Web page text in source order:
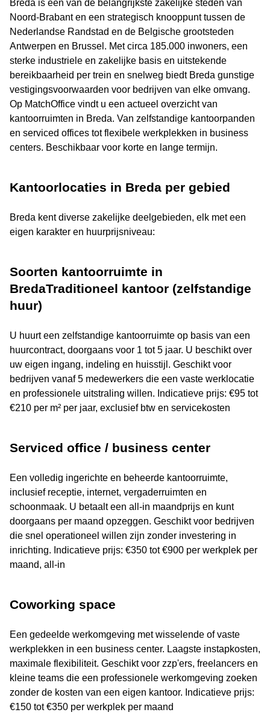
Breda is een van de belangrijkste zakelijke steden van
Noord-Brabant en een strategisch knooppunt tussen de
Nederlandse Randstad en de Belgische grootsteden
Antwerpen en Brussel. Met circa 185.000 inwoners, een
sterke industriele en zakelijke basis en uitstekende
bereikbaarheid per trein en snelweg biedt Breda gunstige
vestigingsvoorwaarden voor bedrijven van elke omvang.
Op MatchOffice vindt u een actueel overzicht van
kantoorruimten in Breda. Van zelfstandige kantoorpanden
en serviced offices tot flexibele werkplekken in business
centers. Beschikbaar voor korte en lange termijn.
Kantoorlocaties in Breda per gebied
Breda kent diverse zakelijke deelgebieden, elk met een
eigen karakter en huurprijsniveau:
Soorten kantoorruimte in
BredaTraditioneel kantoor (zelfstandige
huur)
U huurt een zelfstandige kantoorruimte op basis van een
huurcontract, doorgaans voor 1 tot 5 jaar. U beschikt over
uw eigen ingang, indeling en huisstijl. Geschikt voor
bedrijven vanaf 5 medewerkers die een vaste werklocatie
en professionele uitstraling willen. Indicatieve prijs: €95 tot
€210 per m² per jaar, exclusief btw en servicekosten
Serviced office / business center
Een volledig ingerichte en beheerde kantoorruimte,
inclusief receptie, internet, vergaderruimten en
schoonmaak. U betaalt een all-in maandprijs en kunt
doorgaans per maand opzeggen. Geschikt voor bedrijven
die snel operationeel willen zijn zonder investering in
inrichting. Indicatieve prijs: €350 tot €900 per werkplek per
maand, all-in
Coworking space
Een gedeelde werkomgeving met wisselende of vaste
werkplekken in een business center. Laagste instapkosten,
maximale flexibiliteit. Geschikt voor zzp'ers, freelancers en
kleine teams die een professionele werkomgeving zoeken
zonder de kosten van een eigen kantoor. Indicatieve prijs:
€150 tot €350 per werkplek per maand